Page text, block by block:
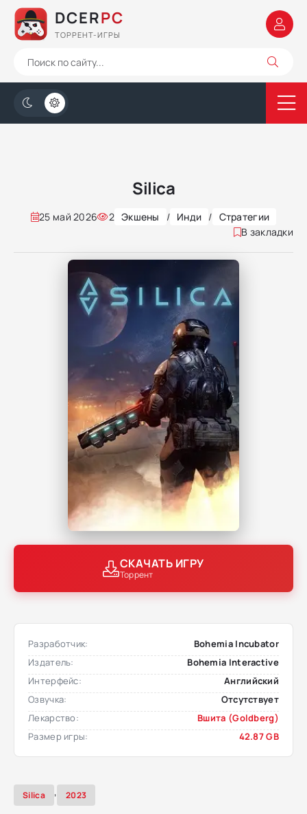
DCERPC
ТОРРЕНТ-ИГРЫ
Silica
25 май 2026 2 Экшены / Инди / Стратегии
В закладки
СКАЧАТЬ ИГРУ
Торрент
Разработчик:
Bohemia Incubator
Издатель:
Bohemia Interactive
Интерфейс:
Английский
Озвучка:
Отсутствует
Лекарство:
Вшита (Goldberg)
Размер игры:
42.87 GB
Silica , 2023